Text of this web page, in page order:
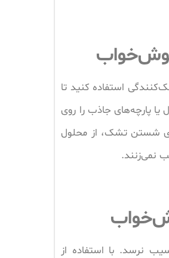
استفاده کنید تا
پارچه‌های جاذب را روی
شستن تشک، از محلول
نمی‌زنند.
نرسد. با استفاده از